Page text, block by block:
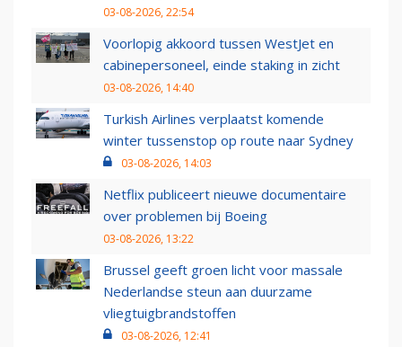
03-08-2026, 22:54
Voorlopig akkoord tussen WestJet en
cabinepersoneel, einde staking in zicht
03-08-2026, 14:40
Turkish Airlines verplaatst komende
winter tussenstop op route naar Sydney
03-08-2026, 14:03
Netflix publiceert nieuwe documentaire
over problemen bij Boeing
03-08-2026, 13:22
Brussel geeft groen licht voor massale
Nederlandse steun aan duurzame
vliegtuigbrandstoffen
03-08-2026, 12:41